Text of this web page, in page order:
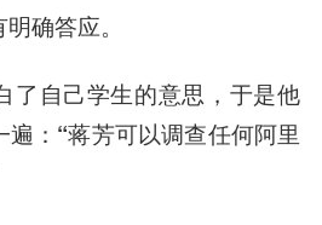
确答应。
了自己学生的意思，于是他
： “蒋芳可以调查任何阿里